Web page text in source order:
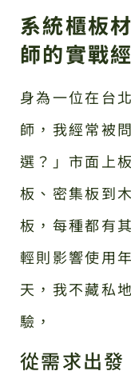
系統櫃板
師的實戰
身為一位在台
師，我經常被
選？」市面上
板、密集板到
板，每種都有
輕則影響使用
天，我不藏私
驗，
從需求出